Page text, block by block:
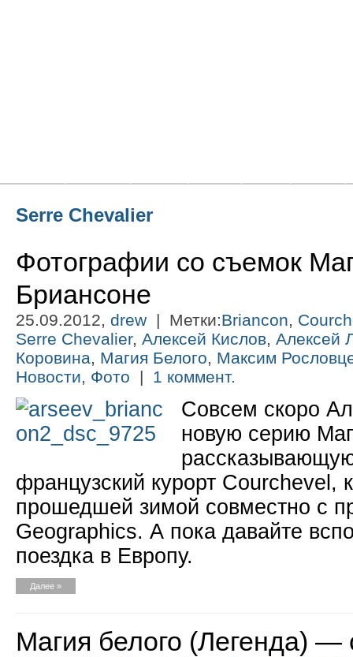
Serre Chevalier
Фотографии со съемок
Бриансоне
25.09.2012, drew | Метки:Briancon,
Serre Chevalier, Алексей Кислов, Алексей
Коровина, Магия Белого, Максим
Новости, Фото | 1 коммент.
Совсем скоро
новую серию
французский курорт Courchevel,
прошедшей зимой совместно с
Geographics. А пока давайте
поездка в Европу.
Далее »
Магия белого (Легенда) —